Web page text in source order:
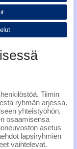
Tiimin
ryhmän arjessa.
yhteistyöhön,
osaamisensa
asetus
lapsiryhmien
vaihtelevat.